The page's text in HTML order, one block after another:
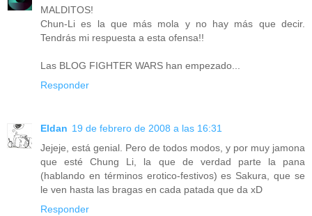
MALDITOS!
Chun-Li es la que más mola y no hay más que decir.
Tendrás mi respuesta a esta ofensa!!
Las BLOG FIGHTER WARS han empezado...
Responder
Eldan 19 de febrero de 2008 a las 16:31
Jejeje, está genial. Pero de todos modos, y por muy jamona
que esté Chung Li, la que de verdad parte la pana
(hablando en términos erotico-festivos) es Sakura, que se
le ven hasta las bragas en cada patada que da xD
Responder